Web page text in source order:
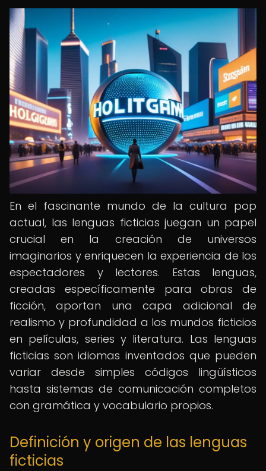
En el fascinante mundo de la cultura pop
actual, las lenguas ficticias juegan un papel
crucial en la creación de universos
imaginarios y enriquecen la experiencia de los
espectadores y lectores. Estas lenguas,
creadas específicamente para obras de
ficción, aportan una capa adicional de
realismo y profundidad a los mundos ficticios
en películas, series y literatura. Las lenguas
ficticias son idiomas inventados que pueden
variar desde simples códigos lingüísticos
hasta sistemas de comunicación completos
con gramática y vocabulario propios.
Definición y origen de las lenguas
ficticias